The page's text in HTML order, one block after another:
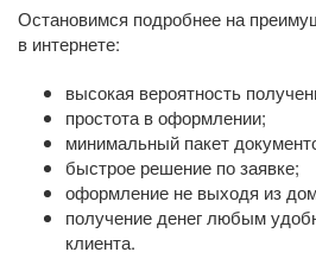
Остановимся подробнее на
в интернете:
высокая вероятность
простота в оформлении;
минимальный пакет
быстрое решение по заявке;
оформление не выходя из
получение денег любым
клиента.